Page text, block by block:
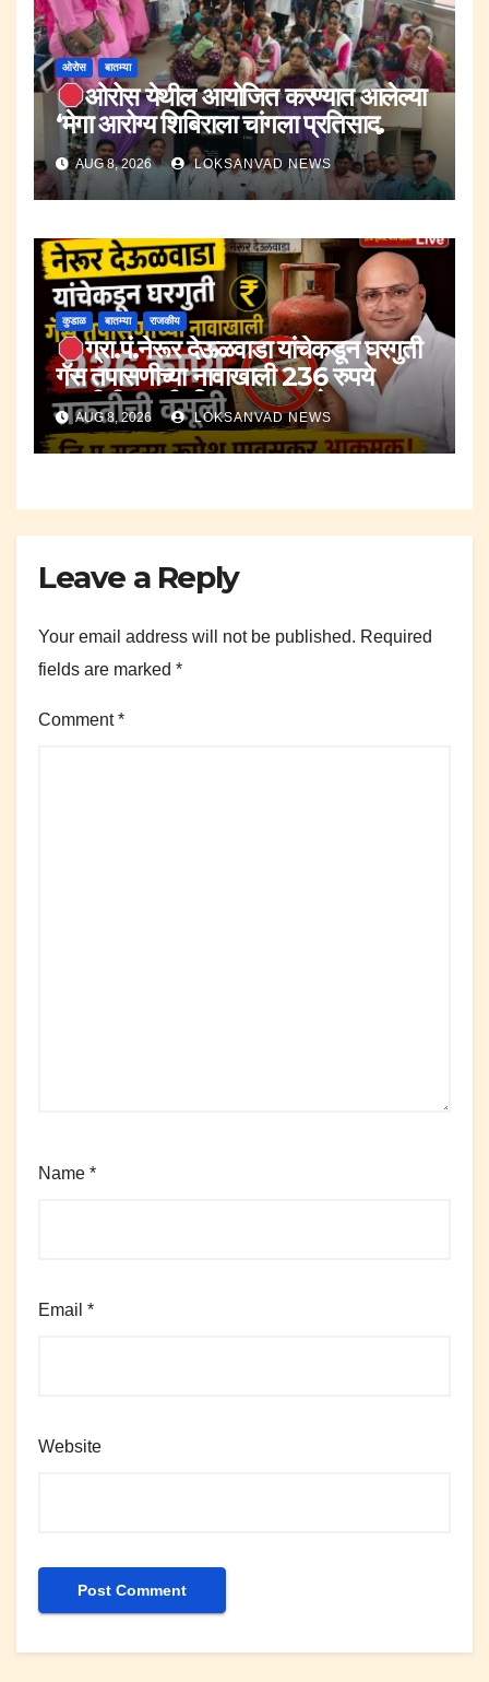
ओरोस बातम्या
ओरोस येथील आयोजित करण्यात आलेल्या
‘मेगा आरोग्य शिबिराला चांगला प्रतिसाद.
AUG 8, 2026 LOKSANVAD NEWS
कुडाळ बातम्या राजकीय
ग्रा.पं.नेरूर देऊळवाडा यांचेकडून घरगुती
गॅस तपासणीच्या नावाखाली 236 रुपये
सक्तीची वसुली.;जि.प.सदस्य रूपेश पावसकर
आक्रमक.
AUG 8, 2026 LOKSANVAD NEWS
Leave a Reply
Your email address will not be published. Required
fields are marked *
Comment*
Name *
Email *
Website